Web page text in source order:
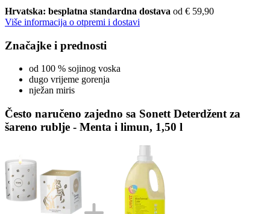
Hrvatska: besplatna standardna dostava od € 59,90
Više informacija o otpremi i dostavi
Značajke i prednosti
od 100 % sojinog voska
dugo vrijeme gorenja
nježan miris
Često naručeno zajedno sa Sonett Deterdžent za
šareno rublje - Menta i limun, 1,50 l